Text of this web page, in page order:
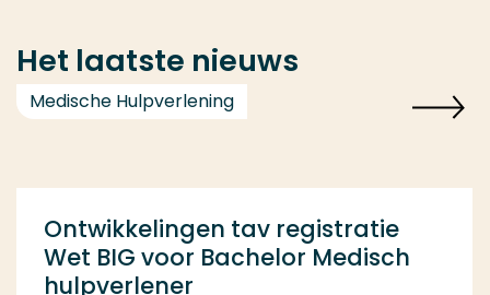
Het laatste nieuws
Medische Hulpverlening
Ontwikkelingen tav registratie
Wet BIG voor Bachelor Medisch
hulpverlener